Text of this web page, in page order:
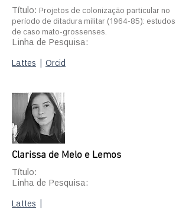
Título: Projetos de colonização particular no
período de ditadura militar (1964-85): estudos
de caso mato-grossenses.
Linha de Pesquisa:
Lattes Orcid
Clarissa de Melo e Lemos
Título:
Linha de Pesquisa:
Lattes